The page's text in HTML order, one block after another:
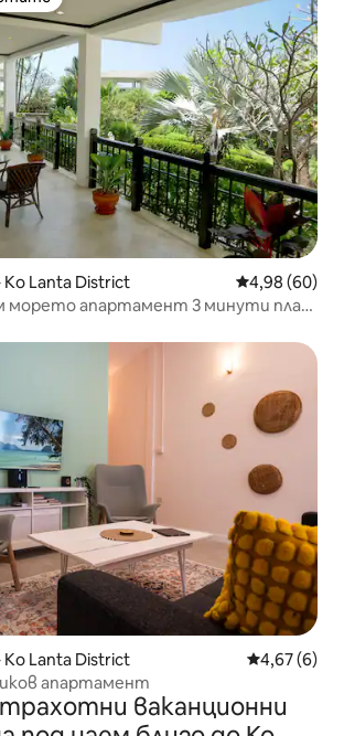
избор на гостите
Lanta District Средна
4,98 (60)
морето апартамент 3 минути плаж
Lanta District Средна
4,67 (6)
апартамент
ваканционни